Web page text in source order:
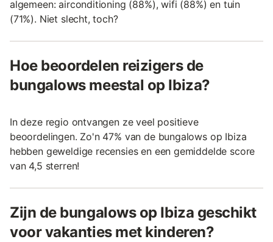
algemeen: airconditioning (88%), wifi (88%) en tuin
(71%). Niet slecht, toch?
Hoe beoordelen reizigers de
bungalows meestal op Ibiza?
In deze regio ontvangen ze veel positieve
beoordelingen. Zo'n 47% van de bungalows op Ibiza
hebben geweldige recensies en een gemiddelde score
van 4,5 sterren!
Zijn de bungalows op Ibiza geschikt
voor vakanties met kinderen?